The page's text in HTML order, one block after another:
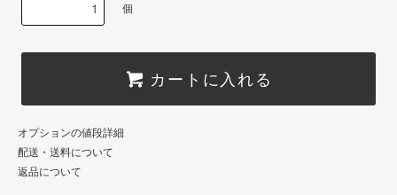
個
カートに入れる
オプションの値段詳細
配送・送料について
返品について